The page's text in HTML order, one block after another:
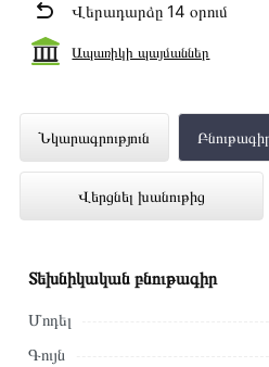
Վերադարձը 14 օրում
Ապառիկի պայմաններ
Նկարագրություն
Վերցնել խանութից
Հեռուստացույց
QE65QN800CUXRU
Technomix առցանց
Տեխնիկական բնութագիր
Մոդել
Գույն